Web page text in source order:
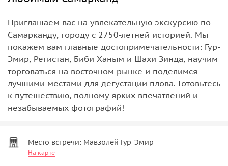
Приглашаем вас на увлекательную экскурсию по
Самарканду, городу с 2750-летней историей. Мы
покажем вам главные достопримечательности: Гур-
Эмир, Регистан, Биби Ханым и Шахи Зинда, научим
торговаться на восточном рынке и поделимся
лучшими местами для дегустации плова. Готовьтесь
к путешествию, полному ярких впечатлений и
незабываемых фотографий!
Место встречи: Мавзолей Гур-Эмир
На карте